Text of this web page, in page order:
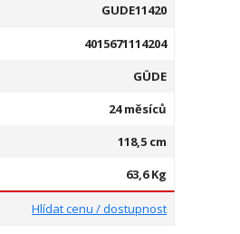
GUDE11420
4015671114204
GÜDE
24 měsíců
118,5 cm
63,6 Kg
Hlídat cenu / dostupnost